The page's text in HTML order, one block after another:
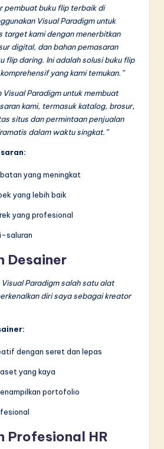
pembuat buku flip terbaik di
Visual Paradigm untuk
target kami dengan menerbitkan
digital, dan bahan pemasaran
flip daring. Ini adalah solusi buku flip
yang kami temukan.”
Visual Paradigm untuk membuat
kami, termasuk katalog, brosur,
situs dan permintaan penjualan
dalam waktu singkat.”
yang meningkat
yang lebih baik
yang profesional
saluran
Desainer
Paradigm salah satu alat
diri saya sebagai kreator
dengan seret dan lepas
yang kaya
portofolio
Profesional HR